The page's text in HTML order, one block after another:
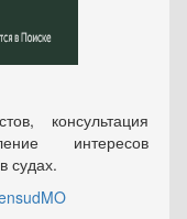
консультация
интересов
судах.